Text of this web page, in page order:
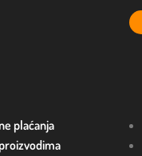
plaćanja